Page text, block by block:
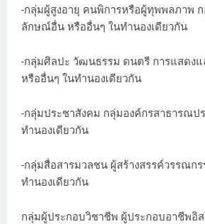
-กลุ่มผู้สูงอายุ คนพิการหรือผู้ทุพพลภาพ
ลักษณ์อื่น หรืออื่นๆ ในทำนองเดียวกัน
-กลุ่มศิลปะ วัฒนธรรม ดนตรี การแสดงแ
หรืออื่นๆ ในทำนองเดียวกัน
-กลุ่มประชาสังคม กลุ่มองค์กรสาธารณป
ทำนองเดียวกัน
-กลุ่มสื่อสารมวลชน ผู้สร้างสรรค์วรรณก
ทำนองเดียวกัน
กลุ่มผู้ประกอบวิชาชีพ ผู้ประกอบอาชีพอิ